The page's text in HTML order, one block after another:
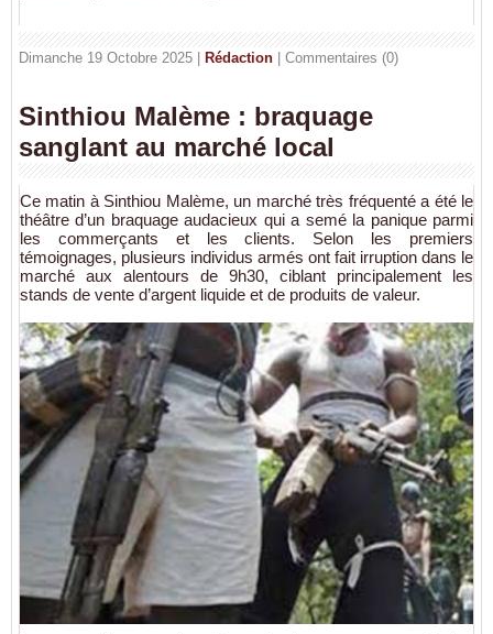
Dimanche 19 Octobre 2025 | Rédaction | Commentaires (0)
Sinthiou Malème : braquage
sanglant au marché local
Ce matin à Sinthiou Malème, un marché très fréquenté a été le
théâtre d’un braquage audacieux qui a semé la panique parmi
les commerçants et les clients. Selon les premiers
témoignages, plusieurs individus armés ont fait irruption dans le
marché aux alentours de 9h30, ciblant principalement les
stands de vente d’argent liquide et de produits de valeur.